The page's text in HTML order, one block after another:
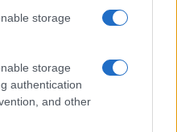
storage
storage
authentication
and other